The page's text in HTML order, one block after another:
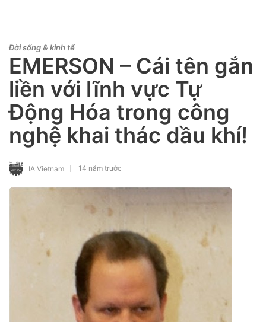
Đời sống & kinh tế
EMERSON – Cái tên gắn
liền với lĩnh vực Tự
Động Hóa trong công
nghệ khai thác dầu khí!
IA Vietnam 14 năm trước